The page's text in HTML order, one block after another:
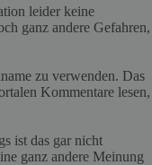
leider keine
ganz andere Gefahren,
zu verwenden. Das
Kommentare lesen,
ist das gar nicht
ganz andere Meinung